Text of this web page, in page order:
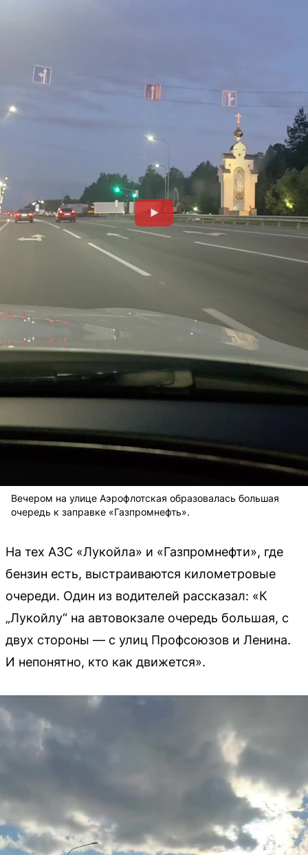
Вечером на улице Аэрофлотская образовалась большая
очередь к заправке «Газпромнефть».
На тех АЗС «Лукойла» и «Газпромнефти», где
бензин есть, выстраиваются километровые
очереди. Один из водителей рассказал: «К
„Лукойлу“ на автовокзале очередь большая, с
двух стороны — с улиц Профсоюзов и Ленина.
И непонятно, кто как движется».